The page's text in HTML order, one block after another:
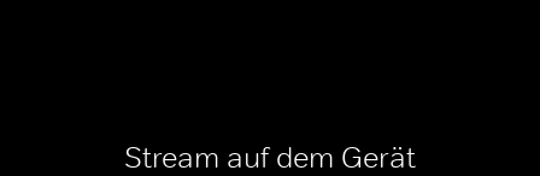
Stream auf dem Gerät